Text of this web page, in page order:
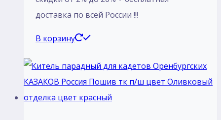
доставка по всей России !!!
В корзину